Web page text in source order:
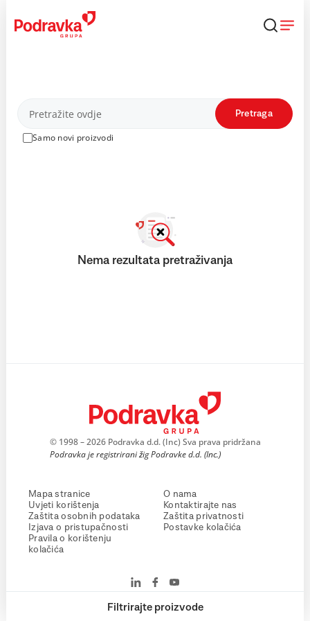
content
Proizvodi
Samo novi proizvodi
Pretraga
Filtrirajte proizvode
Nema rezultata pretraživanja
© 1998 – 2026 Podravka d.d. (Inc) Sva prava pridržana
Podravka je registrirani žig Podravke d.d. (Inc.)
Mapa stranice
Uvjeti korištenja
Zaštita osobnih podataka
Izjava o pristupačnosti
Pravila o korištenju
kolačića
O nama
Kontaktirajte nas
Zaštita privatnosti
Postavke kolačića